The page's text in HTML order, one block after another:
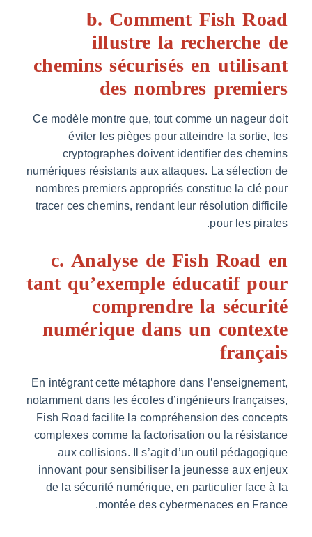
b. Comment Fish
illustre la
chemins sécurisés en
des nombres
Ce modèle montre que, tout comme un
éviter les pièges pour atteindre la
cryptographes doivent identifier des
numériques résistants aux attaques. La
nombres premiers appropriés constitue la
tracer ces chemins, rendant leur résolution
pour les
c. Analyse de Fish
tant qu’exemple éducatif
comprendre la
numérique dans un
En intégrant cette métaphore dans
notamment dans les écoles d’ingénieurs
Fish Road facilite la compréhension des
complexes comme la factorisation ou la
aux collisions. Il s’agit d’un outil
innovant pour sensibiliser la jeunesse aux
de la sécurité numérique, en particulier
montée des cybermenaces en